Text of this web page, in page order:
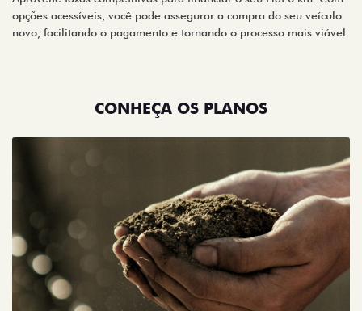
opções acessíveis, você pode assegurar a compra do seu veículo
novo, facilitando o pagamento e tornando o processo mais viável.
CONHEÇA OS PLANOS